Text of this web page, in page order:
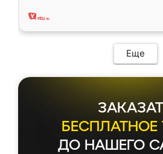
два года, нареканий нет.
Еще
БЕСПЛАТНОЕ
ДО НАШЕГО